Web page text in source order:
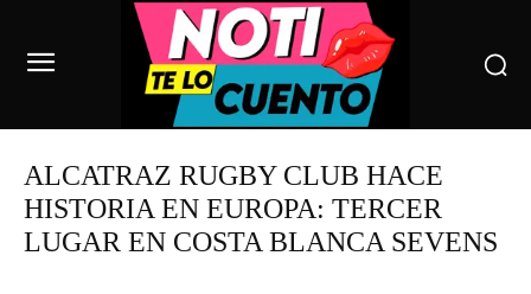
ALCATRAZ RUGBY CLUB HACE
HISTORIA EN EUROPA: TERCER
LUGAR EN COSTA BLANCA SEVENS